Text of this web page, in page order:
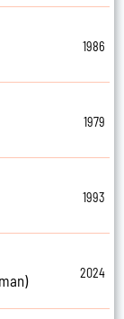
1986
1979
1993
2024